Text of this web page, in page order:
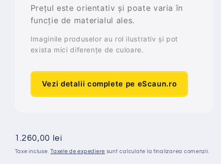
Prețul este orientativ și poate varia în
funcție de materialul ales.
Imaginile produselor au rol ilustrativ și pot
exista mici diferențe de culoare.
Vezi detalii complete pe eScaun.ro
Preț
obișnuit
1.260,00 lei
Taxe incluse.Taxele de expediere sunt calculate la finalizarea comenzii.